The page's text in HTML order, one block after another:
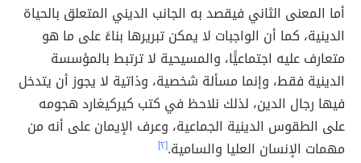
أما المعنى الثاني فيقصد به الجانب الديني المتعلق بالحياة
الدينية، كما أن الواجبات لا يمكن تبريرها بناءً على ما هو
متعارف عليه اجتماعيًًا، والمسيحية لا ترتبط بالمؤسسة
الدينية فقط، وإنما مسألة شخصية، وذاتية لا يجوز أن يتدخل
فيها رجال الدين، لذلك نلاحظ في كتب كيركيغارد هجومه
على الطقوس الدينية الجماعية، وعرف الإيمان على أنه من
مهمات الإنسان العليا والسامية.[٢]